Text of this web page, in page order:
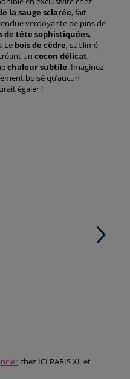
la sauge sclarée, fait
verdoyante de pins de
de tête sophistiquées,
. Le bois de cèdre, sublimé
un cocon délicat,
chaleur subtile. Imaginez-
boisé qu’aucun
égaler !
chez ICI PARIS XL et